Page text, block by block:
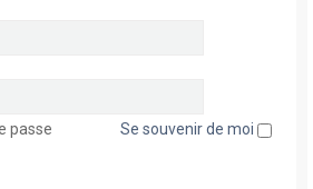
passe Se souvenir de moi